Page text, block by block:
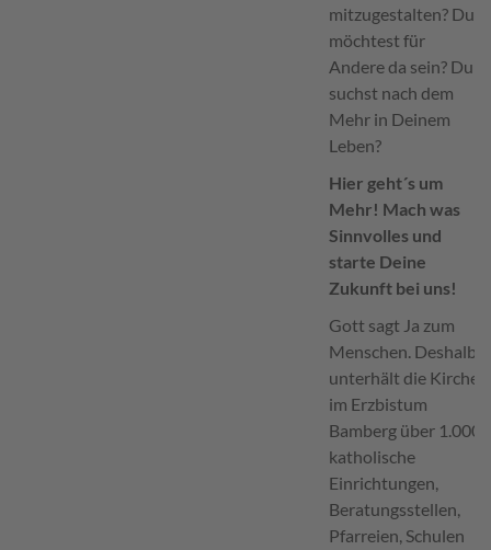
mitzugestalten? Du
möchtest für
Andere da sein? Du
suchst nach dem
Mehr in Deinem
Leben?
Hier geht´s um
Mehr! Mach was
Sinnvolles und
starte Deine
Zukunft bei uns!
Gott sagt Ja zum
Menschen. Deshalb
unterhält die Kirche
im Erzbistum
Bamberg über 1.000
katholische
Einrichtungen,
Beratungsstellen,
Pfarreien, Schulen